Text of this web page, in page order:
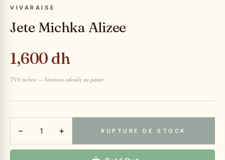
VIVARAISE
Jete Michka Alizee
1,600 dh
TVA incluse — livraison calculée au panier
− + RUPTURE DE STOCK